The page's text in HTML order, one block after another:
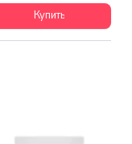
Купить